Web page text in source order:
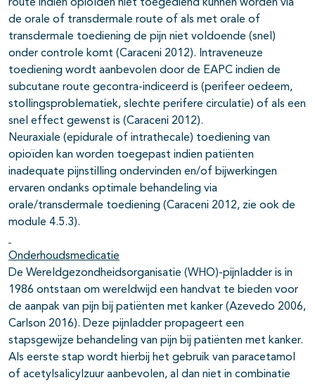
route indien opioïden niet toegediend kunnen worden via
de orale of transdermale route of als met orale of
transdermale toediening de pijn niet voldoende (snel)
onder controle komt (Caraceni 2012). Intraveneuze
toediening wordt aanbevolen door de EAPC indien de
subcutane route gecontra-indiceerd is (perifeer oedeem,
stollingsproblematiek, slechte perifere circulatie) of als een
snel effect gewenst is (Caraceni 2012).
Neuraxiale (epidurale of intrathecale) toediening van
opioïden kan worden toegepast indien patiënten
inadequate pijnstilling ondervinden en/of bijwerkingen
ervaren ondanks optimale behandeling via
orale/transdermale toediening (Caraceni 2012, zie ook de
module 4.5.3).
Onderhoudsmedicatie
De Wereldgezondheidsorganisatie (WHO)-pijnladder is in
1986 ontstaan om wereldwijd een handvat te bieden voor
de aanpak van pijn bij patiënten met kanker (Azevedo 2006,
Carlson 2016). Deze pijnladder propageert een
stapsgewijze behandeling van pijn bij patiënten met kanker.
Als eerste stap wordt hierbij het gebruik van paracetamol
of acetylsalicylzuur aanbevolen, al dan niet in combinatie